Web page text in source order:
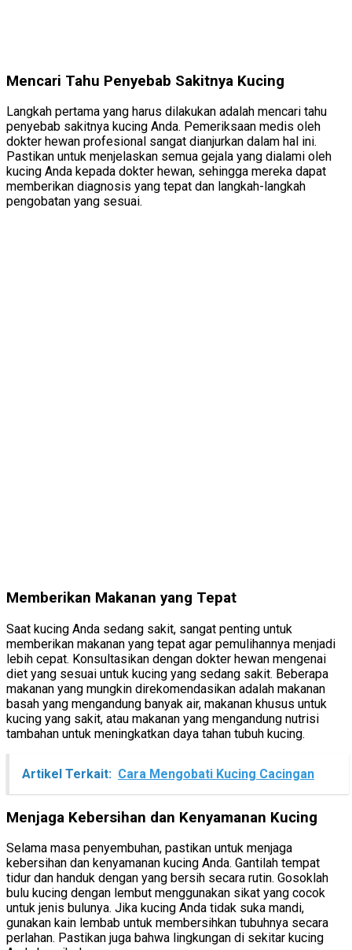
Mencari Tahu Penyebab Sakitnya Kucing
Langkah pertama yang harus dilakukan adalah mencari tahu
penyebab sakitnya kucing Anda. Pemeriksaan medis oleh
dokter hewan profesional sangat dianjurkan dalam hal ini.
Pastikan untuk menjelaskan semua gejala yang dialami oleh
kucing Anda kepada dokter hewan, sehingga mereka dapat
memberikan diagnosis yang tepat dan langkah-langkah
pengobatan yang sesuai.
Memberikan Makanan yang Tepat
Saat kucing Anda sedang sakit, sangat penting untuk
memberikan makanan yang tepat agar pemulihannya menjadi
lebih cepat. Konsultasikan dengan dokter hewan mengenai
diet yang sesuai untuk kucing yang sedang sakit. Beberapa
makanan yang mungkin direkomendasikan adalah makanan
basah yang mengandung banyak air, makanan khusus untuk
kucing yang sakit, atau makanan yang mengandung nutrisi
tambahan untuk meningkatkan daya tahan tubuh kucing.
Artikel Terkait: Cara Mengobati Kucing Cacingan
Menjaga Kebersihan dan Kenyamanan Kucing
Selama masa penyembuhan, pastikan untuk menjaga
kebersihan dan kenyamanan kucing Anda. Gantilah tempat
tidur dan handuk dengan yang bersih secara rutin. Gosoklah
bulu kucing dengan lembut menggunakan sikat yang cocok
untuk jenis bulunya. Jika kucing Anda tidak suka mandi,
gunakan kain lembab untuk membersihkan tubuhnya secara
perlahan. Pastikan juga bahwa lingkungan di sekitar kucing